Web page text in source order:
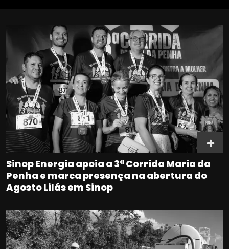
Sinop Energia apoia a 3ª Corrida Maria da
Penha e marca presença na abertura do
Agosto Lilás em Sinop